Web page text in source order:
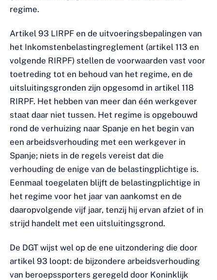
regime.
Artikel 93 LIRPF en de uitvoeringsbepalingen van
het Inkomstenbelastingreglement (artikel 113 en
volgende RIRPF) stellen de voorwaarden vast voor
toetreding tot en behoud van het regime, en de
uitsluitingsgronden zijn opgesomd in artikel 118
RIRPF. Het hebben van meer dan één werkgever
staat daar niet tussen. Het regime is opgebouwd
rond de verhuizing naar Spanje en het begin van
een arbeidsverhouding met een werkgever in
Spanje; niets in de regels vereist dat die
verhouding de enige van de belastingplichtige is.
Eenmaal toegelaten blijft de belastingplichtige in
het regime voor het jaar van aankomst en de
daaropvolgende vijf jaar, tenzij hij ervan afziet of in
strijd handelt met een uitsluitingsgrond.
De DGT wijst wel op de ene uitzondering die door
artikel 93 loopt: de bijzondere arbeidsverhouding
van beroepssporters geregeld door Koninklijk